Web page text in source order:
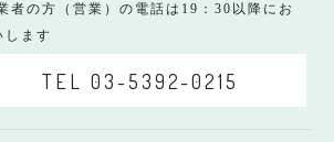
者の方（営業）の電話は19：30以降にお
します
TEL 03-5392-0215